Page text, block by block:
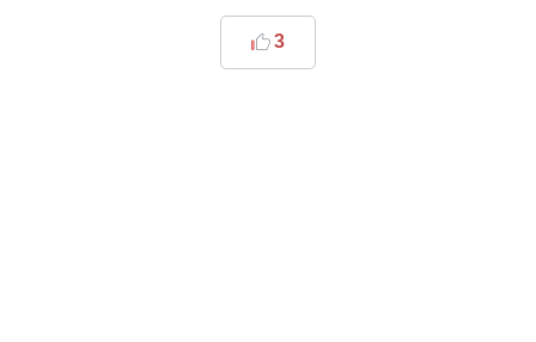
3